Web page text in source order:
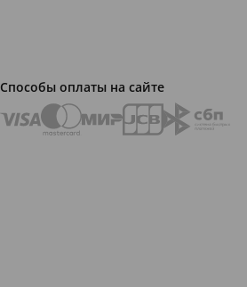
Способы оплаты на сайте